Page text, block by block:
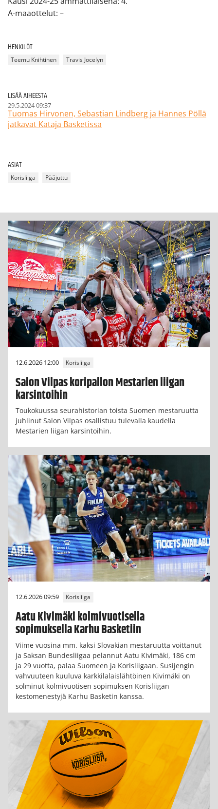
A-maaottelut: –
HENKILÖT
Teemu Knihtinen Travis Jocelyn
LISÄÄ AIHEESTA
29.5.2024 09:37
Tuomas Hirvonen, Sebastian Lindberg ja Hannes Pöllä
jatkavat Kataja Basketissa
ASIAT
Korisliiga Pääjuttu
12.6.2026 12:00 Korisliiga
Salon Vilpas koripallon Mestarien liigan
karsintoihin
Toukokuussa seurahistorian toista Suomen mestaruutta
juhlinut Salon Vilpas osallistuu tulevalla kaudella
Mestarien liigan karsintoihin.
12.6.2026 09:59 Korisliiga
Aatu Kivimäki kolmivuotisella
sopimuksella Karhu Basketiin
Viime vuosina mm. kaksi Slovakian mestaruutta voittanut
ja Saksan Bundesliigaa pelannut Aatu Kivimäki, 186 cm
ja 29 vuotta, palaa Suomeen ja Korisliigaan. Susijengin
vahvuuteen kuuluva karkkilalaislähtöinen Kivimäki on
solminut kolmivuotisen sopimuksen Korisliigan
kestomenestyjä Karhu Basketin kanssa.